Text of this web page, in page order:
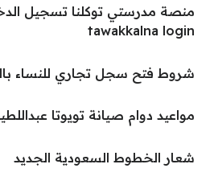
tawakkalna login
شروط فتح سجل تجاري للنساء
مواعيد دوام صيانة تويوتا
شعار الخطوط السعودية الجديد